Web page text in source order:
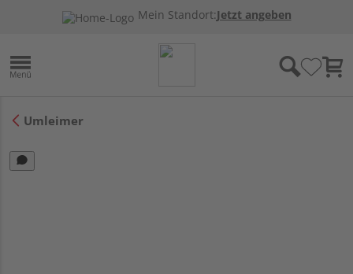
Mein Standort:Jetzt angeben
Umleimer